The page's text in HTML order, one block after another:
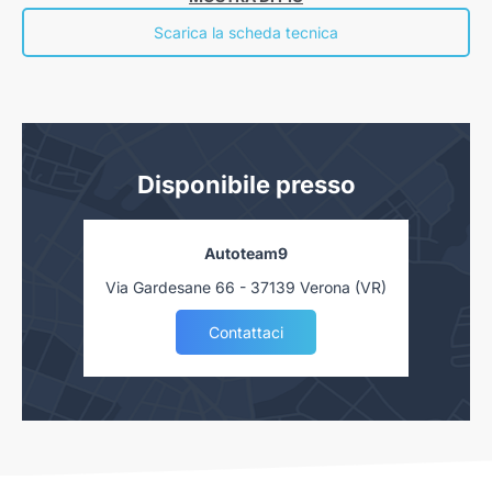
“Informazioni europee di base sul credito ai consumatori” presso la nostra
concessionaria. Salvo approvazione delle Finanziarie.
Scarica la scheda tecnica
Disponibile presso
Autoteam9
Via Gardesane 66 - 37139 Verona (VR)
Contattaci